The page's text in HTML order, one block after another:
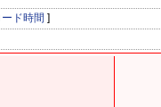
ド時間 ]